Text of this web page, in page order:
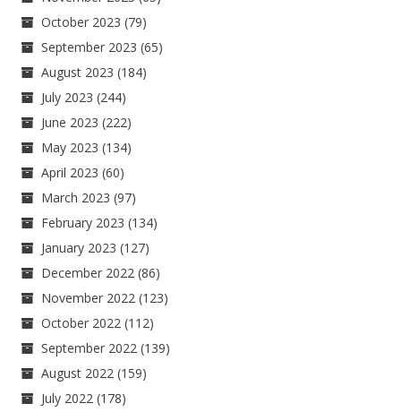
October 2023 (79)
September 2023 (65)
August 2023 (184)
July 2023 (244)
June 2023 (222)
May 2023 (134)
April 2023 (60)
March 2023 (97)
February 2023 (134)
January 2023 (127)
December 2022 (86)
November 2022 (123)
October 2022 (112)
September 2022 (139)
August 2022 (159)
July 2022 (178)